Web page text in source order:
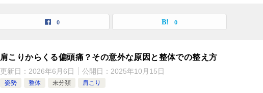
0 0
肩こりからくる偏頭痛？その意外な原因と整体での整え方
更新日： 2026年6月6日 公開日： 2025年10月15日
姿勢 整体 未分類 肩こり